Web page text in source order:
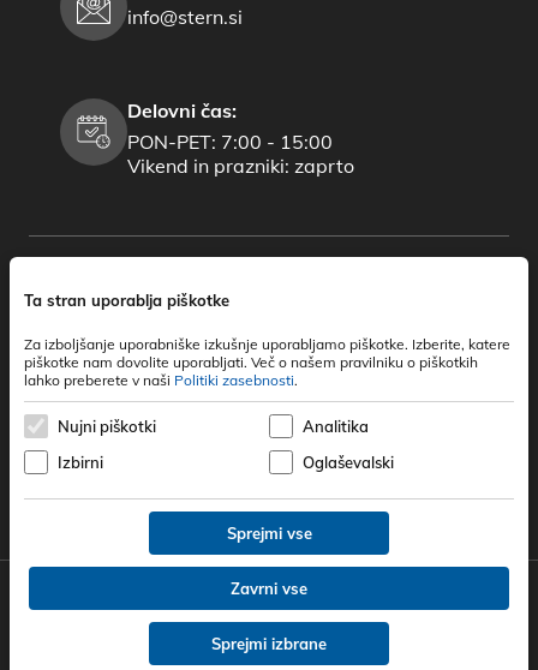
Ta stran uporablja piškotke
Za izboljšanje uporabniške izkušnje uporabljamo piškotke. Izberite, katere
piškotke nam dovolite uporabljati. Več o našem pravilniku o piškotkih
lahko preberete v naši Politiki zasebnosti.
Nujni piškotki
Analitika
Izbirni
Oglaševalski
Sprejmi vse
Zavrni vse
Sprejmi izbrane
info@stern.si
Delovni čas:
PON-PET: 7:00 - 15:00
Vikend in prazniki: zaprto
© 2026 Štern d.o.o. / Vse pravice pridržane
Zasebnost in piškotki
Impresum Lytee